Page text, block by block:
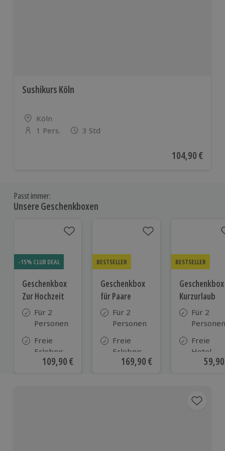
Sushikurs Köln
Standort
Köln
Anzahl der Teilnehmer
1 Pers. 3 Std
Aktueller Preis
104,90 €
Passt immer:
Unsere Geschenkboxen
-15% CLUB DEAL
Geschenkbox
Zur Hochzeit
Für 2
Personen
Freie
Erlebnis-
Auswahl
Aktueller Preis
109,90 €
BESTSELLER
Geschenkbox
für Paare
Für 2
Personen
Freie
Erlebnis-
Auswahl
Aktueller Preis
169,90 €
BESTSELLER
Geschenkbox
Kurzurlaub
Für 2
Personen
Freie
Hotel-
Auswahl